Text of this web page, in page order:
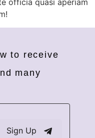
officia quasi aperiam
to receive
many
Sign Up